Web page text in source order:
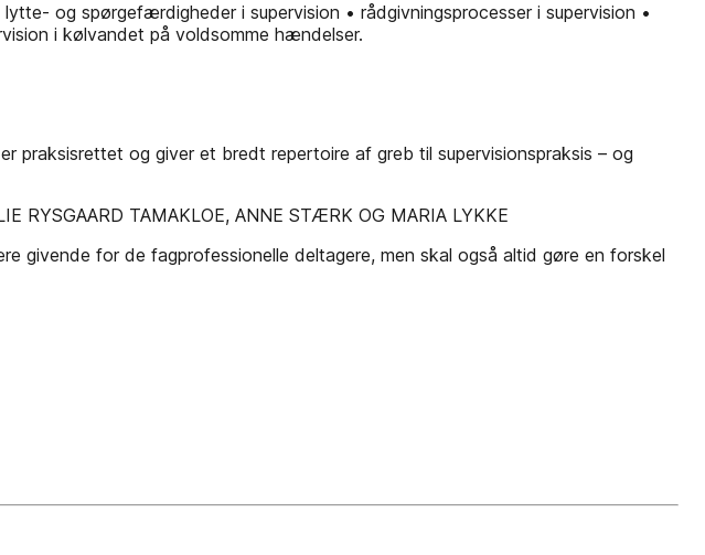
og spørgefærdigheder i supervision • rådgivningsprocesser i supervision •
i kølvandet på voldsomme hændelser.
praksisrettet og giver et bredt repertoire af greb til supervisionspraksis – og
RYSGAARD TAMAKLOE, ANNE STÆRK OG MARIA LYKKE
givende for de fagprofessionelle deltagere, men skal også altid gøre en forskel